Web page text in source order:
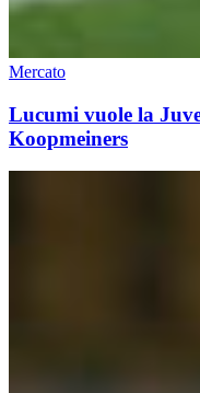
Mercato
Lucumi vuole la
Koopmeiners